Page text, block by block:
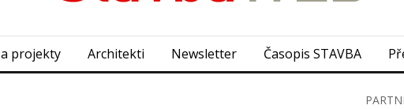
projekty Architekti Newsletter Časopis STAVBA